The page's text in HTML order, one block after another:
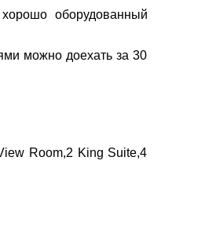
оборудованный
можно доехать за 30
Room,2 King Suite,4